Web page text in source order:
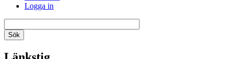
Logga in